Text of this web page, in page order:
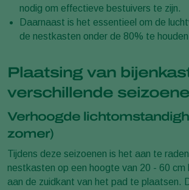
nodig om effectieve bestuivers te zijn.
Daarnaast is het essentieel om de
de nestkasten onder de 80% te
Plaatsing van
verschillende
Verhoogde
zomer)
Tijdens deze seizoenen is het aan te
nestkasten op een hoogte van 20 - 60 cm
aan de zuidkant van het pad te plaatsen.